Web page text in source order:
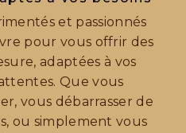
et passionnés
pour vous offrir des
adaptées à vos
Que vous
vous débarrasser de
ou simplement vous